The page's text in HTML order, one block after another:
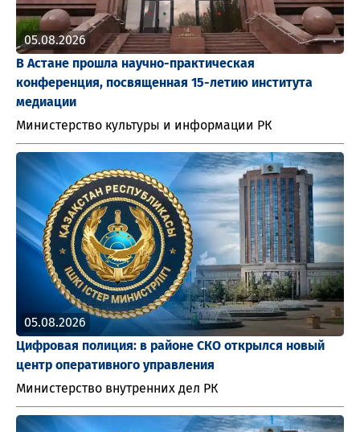
05.08.2026
В Астане прошла научно-практическая
конференция, посвященная 15-летию института
медиации
Министерство культуры и информации РК
05.08.2026
Цифровая полиция: в районе СКО открылся новый
центр оперативного управления
Министерство внутренних дел РК